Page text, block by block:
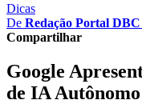
Dicas
De Redação Portal DBC
Compartilhar
Google
de IA